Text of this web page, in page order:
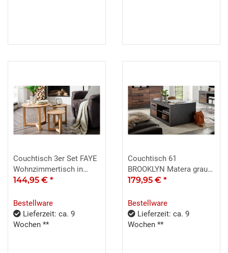
Couchtisch 3er Set FAYE
Wohnzimmertisch in
Asteiche massiv geölt
144,95 € *
Bestellware
Lieferzeit: ca. 9
Wochen **
Couchtisch 61
BROOKLYN Matera grau
Old Mix braun 110x63
179,95 € *
Bestellware
Lieferzeit: ca. 9
Wochen **